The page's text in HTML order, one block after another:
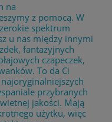
na
z pomocą. W
spektrum
u nas między innymi
fantazyjnych
czapeczek,
To da Ci
przybranych
jakości. Mają
użytku, więc